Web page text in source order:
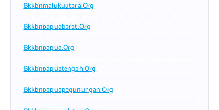
Bkkbnmalukuutara.org
Bkkbnpapuabarat.org
Bkkbnpapua.org
Bkkbnpapuatengah.org
Bkkbnpapuapegunungan.org